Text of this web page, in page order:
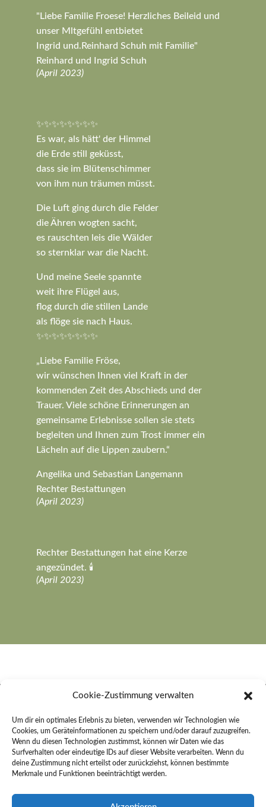
Cookie-Zustimmung verwalten
Um dir ein optimales Erlebnis zu bieten, verwenden wir Technologien wie
Cookies, um Geräteinformationen zu speichern und/oder darauf zuzugreifen.
Wenn du diesen Technologien zustimmst, können wir Daten wie das
Surfverhalten oder eindeutige IDs auf dieser Website verarbeiten. Wenn du
deine Zustimmung nicht erteilst oder zurückziehst, können bestimmte
Merkmale und Funktionen beeinträchtigt werden.
"Liebe Familie Froese! Herzliches Beileid und
unser Mltgefühl entbietet
Ingrid und.Reinhard Schuh mit Familie"
Reinhard und Ingrid Schuh
(April 2023)
✨✨✨✨✨✨✨✨
Es war, als hätt' der Himmel
die Erde still geküsst,
dass sie im Blütenschimmer
von ihm nun träumen müsst.
Die Luft ging durch die Felder
die Ähren wogten sacht,
es rauschten leis die Wälder
so sternklar war die Nacht.
Und meine Seele spannte
weit ihre Flügel aus,
flog durch die stillen Lande
als flöge sie nach Haus.
✨✨✨✨✨✨✨✨
„Liebe Familie Fröse,
wir wünschen Ihnen viel Kraft in der
kommenden Zeit des Abschieds und der
Trauer. Viele schöne Erinnerungen an
gemeinsame Erlebnisse sollen sie stets
begleiten und Ihnen zum Trost immer ein
Lächeln auf die Lippen zaubern.“
Angelika und Sebastian Langemann
Rechter Bestattungen
(April 2023)
Rechter Bestattungen hat eine Kerze
angezündet. 🕯️
(April 2023)
Rechter Bestattungen e. K.
An der Sonnenleite 26
91484 Sugenheim